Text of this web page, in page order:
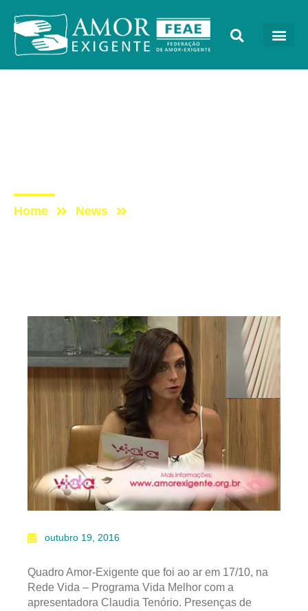
Home News
outubro 19, 2016
Quadro Amor-Exigente que foi ao ar em 17/10, na
Rede Vida – Programa Vida Melhor com a
apresentadora Claudia Tenório. Presenças de